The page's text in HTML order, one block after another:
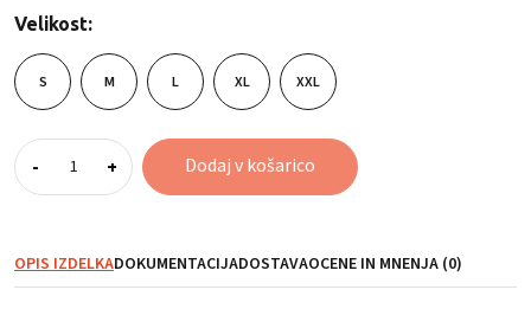
Velikost:
S M L XL XXL
Majica
s
kratkimi
ženska,
+
- Dodaj v košarico
OPIS IZDELKADOKUMENTACIJADOSTAVAOCENE IN MNENJA (0)